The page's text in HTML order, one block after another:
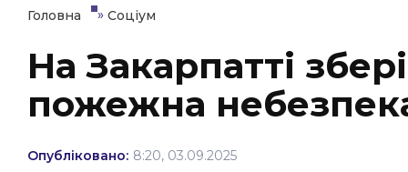
Економіка
Політика Соціум
Втрачений Ужгород
Головна » Соціум
На Закарпатті
пожежна
Опубліковано: 8:20, 03.09.2025